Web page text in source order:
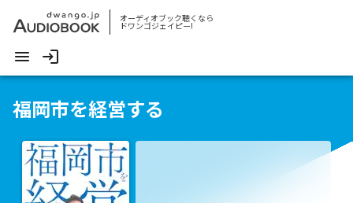
オーディオブック聴くなら
ドワンゴジェイピー!
福岡市を経営する